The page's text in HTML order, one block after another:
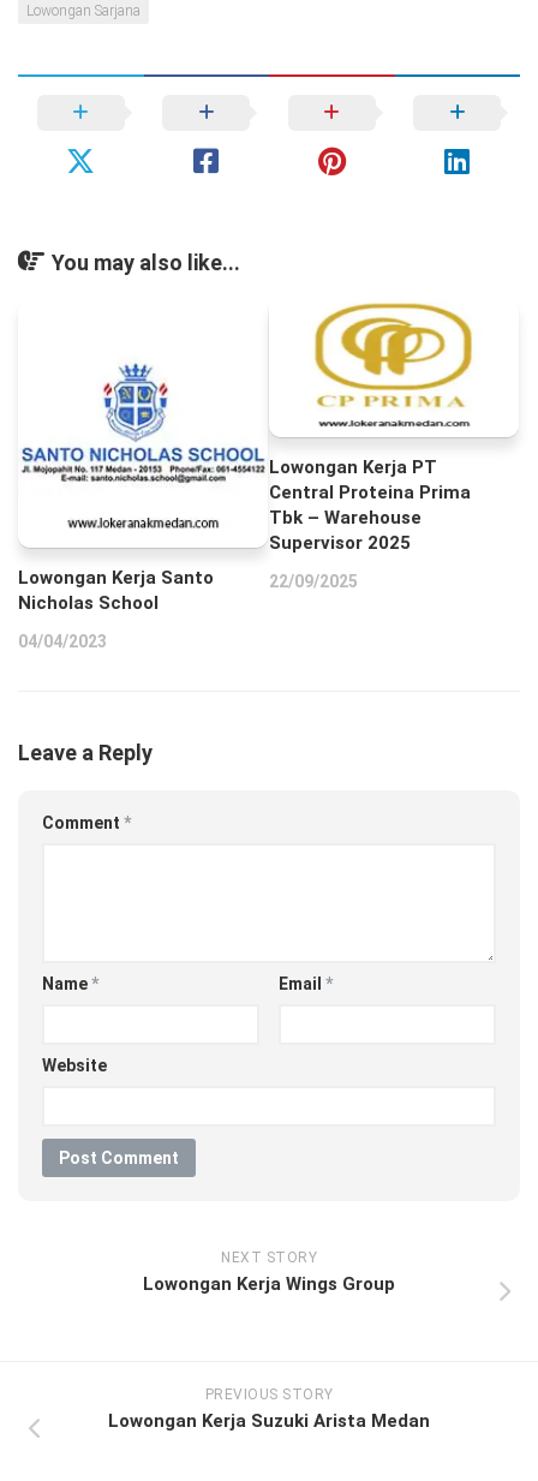
Lowongan Sarjana
You may also like...
Lowongan Kerja Santo
Nicholas School
04/04/2023
Lowongan Kerja PT
Central Proteina Prima
Tbk – Warehouse
Supervisor 2025
22/09/2025
Leave a Reply
Comment *
Name* Email *
Website
NEXT STORY
Lowongan Kerja Wings Group
PREVIOUS STORY
Lowongan Kerja Suzuki Arista Medan